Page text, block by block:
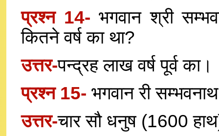
प्रश्न 14-भगवान श्री
कितने वर्ष का था?
उत्तर-पन्द्रह लाख वर्ष पूर्व का।
प्रश्न 15- भगवान री
उत्तर-चार सौ धनुष (1600